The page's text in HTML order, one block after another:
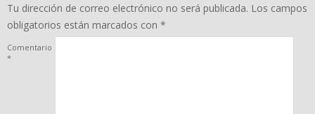
Tu dirección de correo electrónico no será publicada. Los campos
obligatorios están marcados con *
Comentario
*